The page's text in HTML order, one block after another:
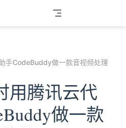
手CodeBuddy做一款音视频处理
用腾讯云代
做一款